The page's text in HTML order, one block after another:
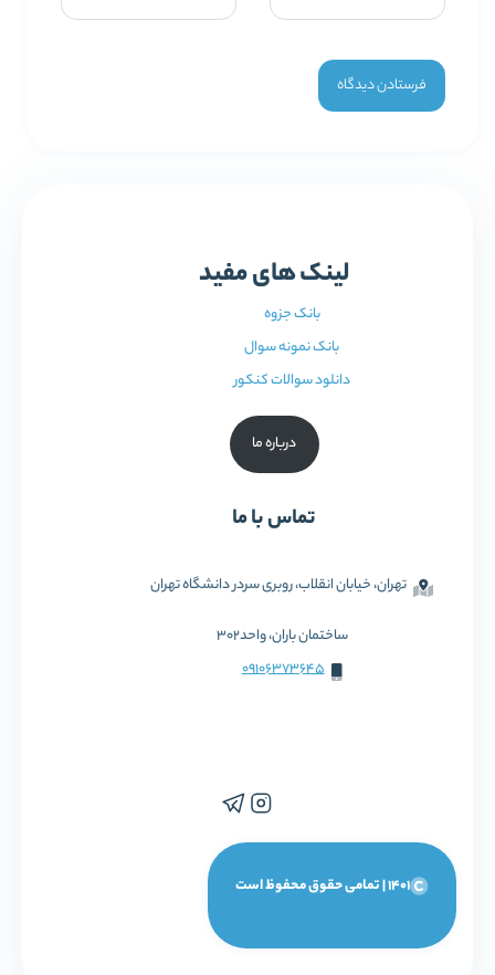
لینک های مفید
بانک جزوه
بانک نمونه سوال
دانلود سوالات کنکور
درباره ما
تماس با ما
تهران، خیابان انقلاب، روبری سردر دانشگاه تهران
ساختمان باران، واحد302
09106373645
1401 | تمامی حقوق محفوظ است